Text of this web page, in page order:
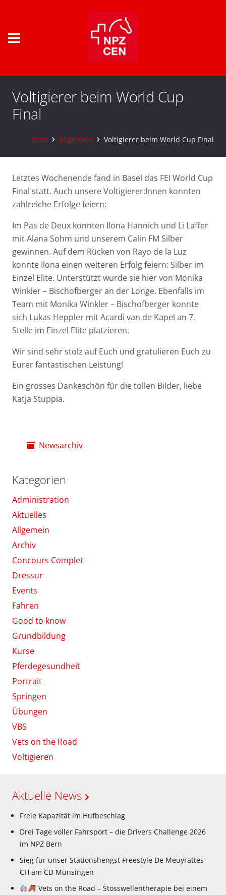
Voltigierer beim World Cup
Final
Start Allgemein Voltigierer beim World Cup Final
Letztes Wochenende fand in Basel das FEI World Cup
Final statt. Auch unsere Voltigierer:Innen konnten
zahlreiche Erfolge feiern:
Im Pas de Deux konnten Ilona Hannich und Li Laffer
mit Alana Sohm und unserem Calin FM Silber
gewinnen. Auf dem Rücken von Rayo de la Luz
konnte Ilona einen weiteren Erfolg feiern: Silber im
Einzel Elite. Unterstützt wurde sie hier von Monika
Winkler – Bischofberger an der Longe. Ebenfalls im
Team mit Monika Winkler – Bischofberger konnte
sich Lukas Heppler mit Acardi van de Kapel an 7.
Stelle im Einzel Elite platzieren.
Wir sind sehr stolz auf Euch und gratulieren Euch zu
Eurer fantastischen Leistung!
Ein grosses Dankeschön für die tollen Bilder, liebe
Katja Stuppia.
Newsarchiv
Kategorien
Administration
Aktuelles
Allgemein
Archiv
Concours Complet
Dressur
Events
Fahren
Good to know
Grundbildung
Kurse
Pferdegesundheit
Portrait
Springen
Übungen
VBS
Vets on the Road
Voltigieren
Aktuelle News
Freie Kapazität im Hufbeschlag
Drei Tage voller Fahrsport – die Drivers Challenge 2026
im NPZ Bern
Sieg für unser Stationshengst Freestyle De Meuyrattes
CH am CD Münsingen
Vets on the Road – Stosswellentherapie bei einem